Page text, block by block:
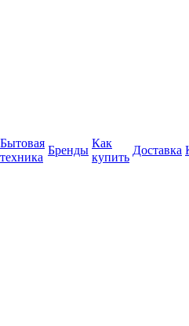
Бытовая
техника
Бренды
Как
купить
Доставка